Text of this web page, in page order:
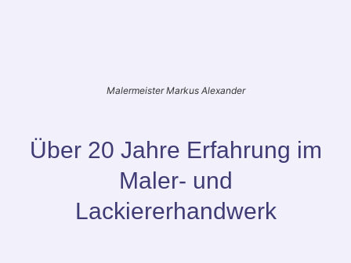
Malermeister Markus Alexander
Über 20 Jahre Erfahrung im
Maler- und
Lackiererhandwerk